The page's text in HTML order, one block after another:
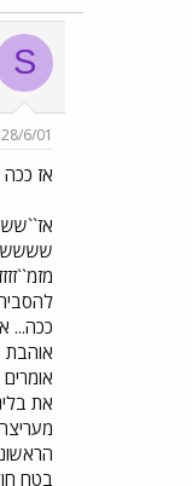
S
28/6/01
אז ככה
ככה...
אוהבת
את
בטח